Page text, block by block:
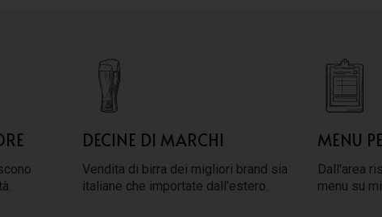
DECINE DI MARCHI
Vendita di birra dei migliori brand sia
italiane che importate dall'estero.
MENU
Dall'area
menu su